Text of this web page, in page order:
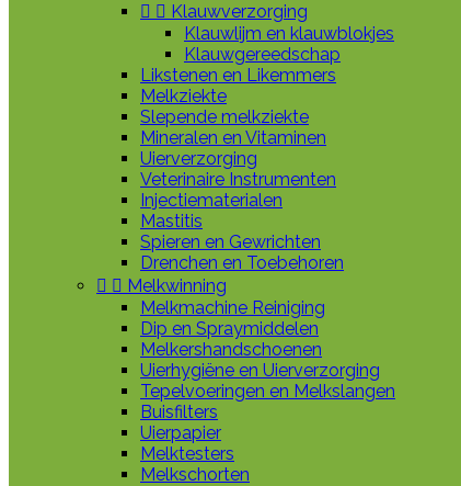
  Klauwverzorging
Klauwlijm en klauwblokjes
Klauwgereedschap
Likstenen en Likemmers
Melkziekte
Slepende melkziekte
Mineralen en Vitaminen
Uierverzorging
Veterinaire Instrumenten
Injectiematerialen
Mastitis
Spieren en Gewrichten
Drenchen en Toebehoren
  Melkwinning
Melkmachine Reiniging
Dip en Spraymiddelen
Melkershandschoenen
Uierhygiëne en Uierverzorging
Tepelvoeringen en Melkslangen
Buisfilters
Uierpapier
Melktesters
Melkschorten